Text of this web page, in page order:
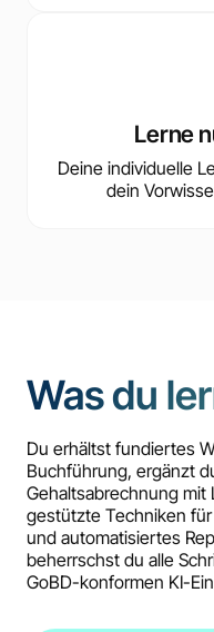
Lerne
Deine individuelle
dein
Was du
Du erhältst fundiertes
Buchführung, ergänzt
Gehaltsabrechnung mit
gestützte Techniken
und automatisiertes
beherrschst du alle
GoBD-konformen KI-